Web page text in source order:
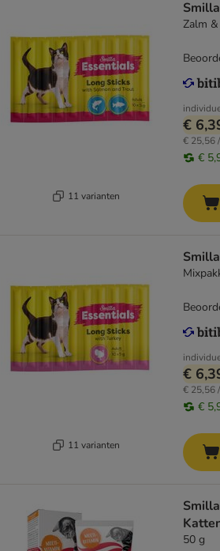
11 varianten
Zalm
€
€ 25,56
€
11 varianten
€
€ 25,56
€
50 g